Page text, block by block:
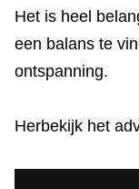
Het is heel
een balans te
ontspanning.
Herbekijk het